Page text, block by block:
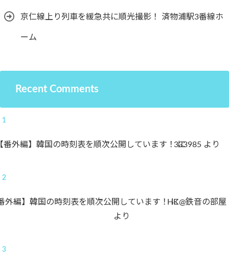
京仁線上り列車を緩急共に順光撮影！ 済物浦駅3番線ホ
ーム
Recent Comments
番外編】韓国の時刻表を順次公開しています！に
333985より
外編】韓国の時刻表を順次公開しています！ に
HK@鉄音の部屋
より